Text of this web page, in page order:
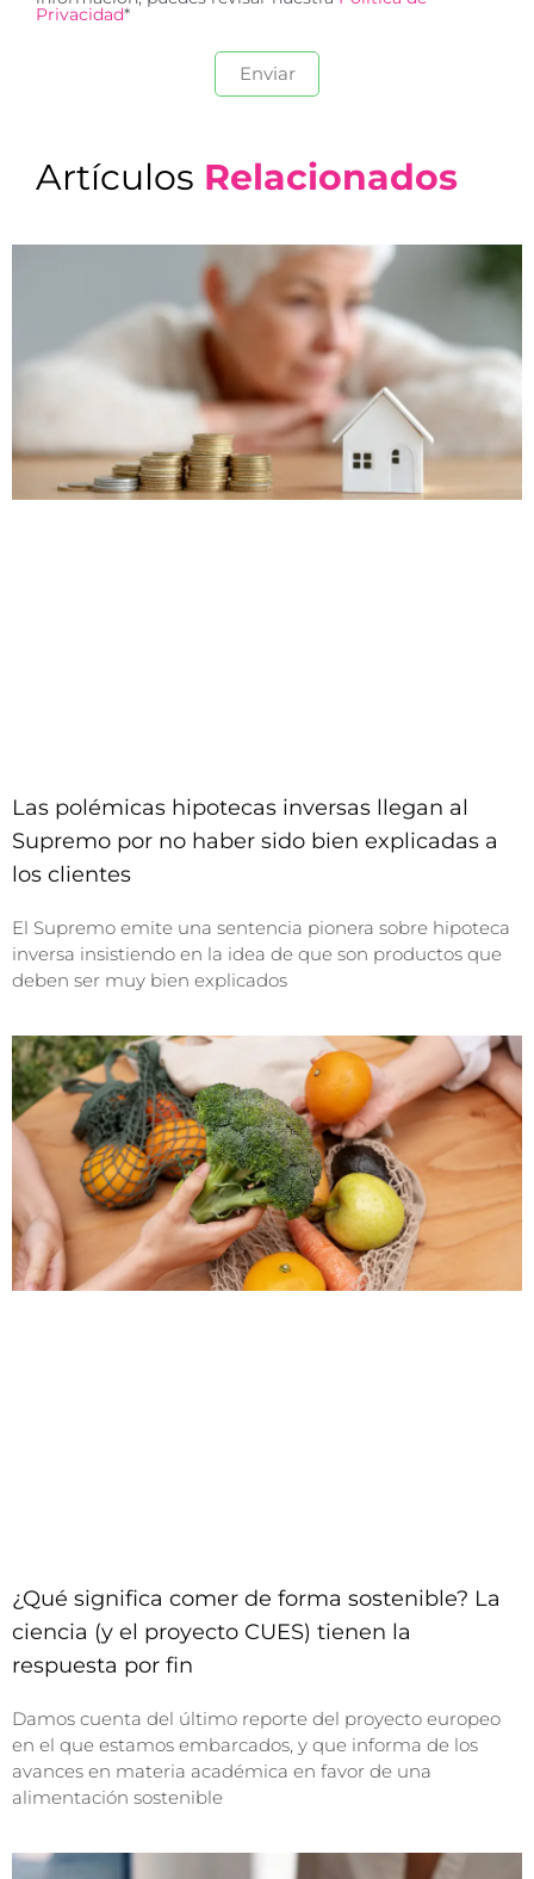
Privacidad*
Artículos Relacionados
Las polémicas hipotecas inversas llegan al
Supremo por no haber sido bien explicadas a
los clientes
El Supremo emite una sentencia pionera sobre hipoteca
inversa insistiendo en la idea de que son productos que
deben ser muy bien explicados
¿Qué significa comer de forma sostenible? La
ciencia (y el proyecto CUES) tienen la
respuesta por fin
Damos cuenta del último reporte del proyecto europeo
en el que estamos embarcados, y que informa de los
avances en materia académica en favor de una
alimentación sostenible